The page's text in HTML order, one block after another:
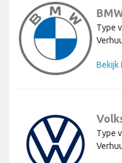
Type
Bekijk
Type